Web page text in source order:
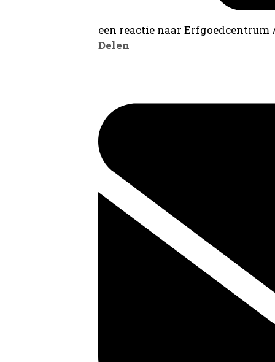
een reactie naar
Delen